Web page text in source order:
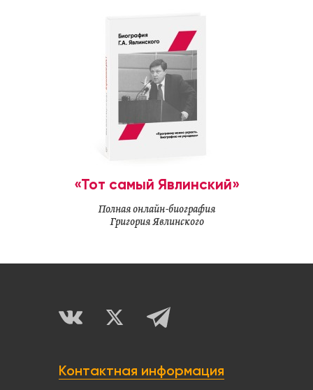
«Тот самый Явлинский»
Полная онлайн-биография
Григория Явлинского
Контактная информация